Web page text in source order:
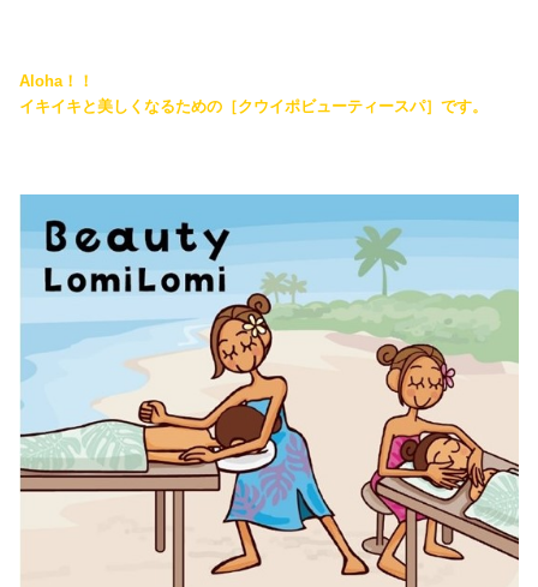
Aloha ！！
イキイキと美しくなるための［クウイポビューティースパ］です。